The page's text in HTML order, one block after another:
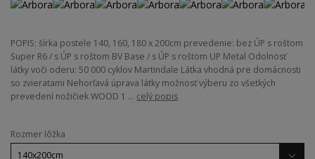
POPIS: šírka postele 140, 160, 180 x 200cm prevedenie: bez ÚP s roštom
Super R6 / s ÚP s roštom BV Base / s ÚP s roštom UP Metal Odolnosť
látky voči oderu: 50 000 cyklov Martindale Látka vhodná pre domácnosti
so zvieratami Nehorľavá úprava látky možnosť výberu zo všetkých
prevedení nožičiek WOOD 1 ... celý popis
Rozmer lôžka